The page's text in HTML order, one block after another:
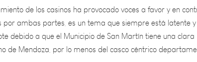
a que el Municipio de San Martín tiene una clara
Mendoza, por lo menos del casco céntrico